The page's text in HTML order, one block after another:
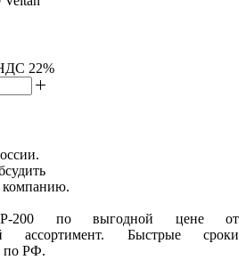
22%
компанию.
200 по выгодной цене от
ассортимент. Быстрые сроки
по РФ.